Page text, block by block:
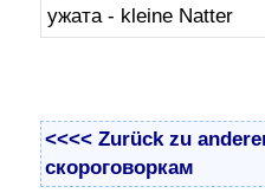
ужата - kleine Natter
<<<< Zurück zu
скороговоркам